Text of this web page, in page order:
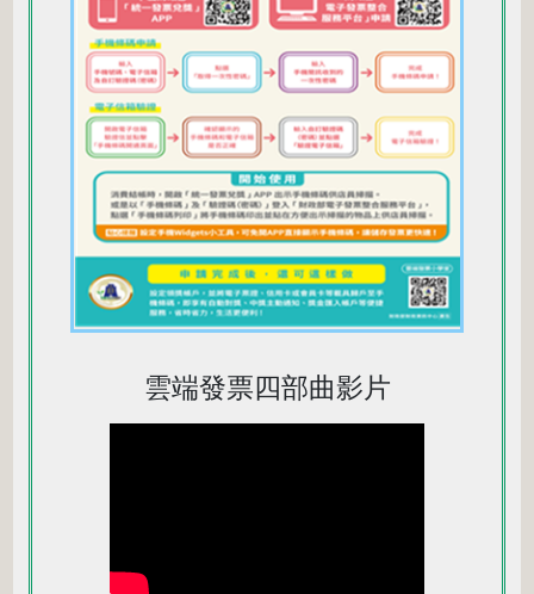
雲端發票四部曲影片